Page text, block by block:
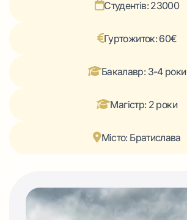
Студентів: 23000
Гуртожиток: 60€
Бакалавр: 3-4 роки
Магістр: 2 роки
Місто: Братислава